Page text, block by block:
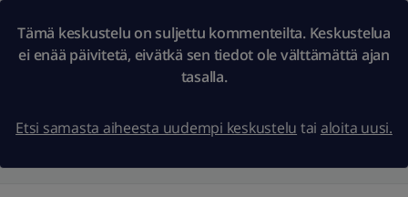
Tämä keskustelu on suljettu kommenteilta. Keskustelua
ei enää päivitetä, eivätkä sen tiedot ole välttämättä ajan
tasalla.
Etsi samasta aiheesta uudempi keskustelu tai aloita uusi.